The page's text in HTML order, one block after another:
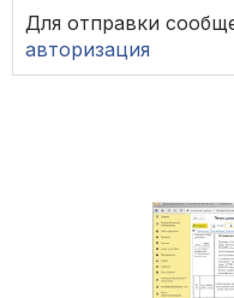
Для отправки
авторизация